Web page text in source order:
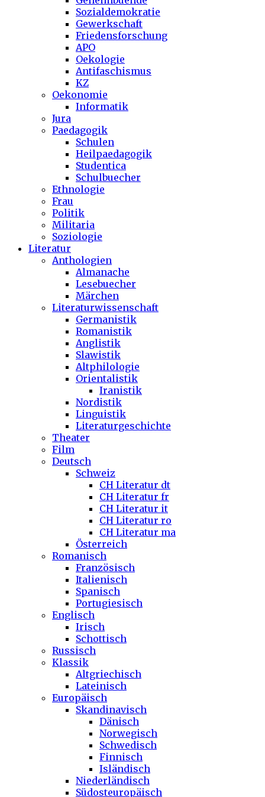
Sozialdemokratie
Gewerkschaft
Friedensforschung
APO
Oekologie
Antifaschismus
KZ
Oekonomie
Informatik
Jura
Paedagogik
Schulen
Heilpaedagogik
Studentica
Schulbuecher
Ethnologie
Frau
Politik
Militaria
Soziologie
Literatur
Anthologien
Almanache
Lesebuecher
Märchen
Literaturwissenschaft
Germanistik
Romanistik
Anglistik
Slawistik
Altphilologie
Orientalistik
Iranistik
Nordistik
Linguistik
Literaturgeschichte
Theater
Film
Deutsch
Schweiz
CH Literatur dt
CH Literatur fr
CH Literatur it
CH Literatur ro
CH Literatur ma
Österreich
Romanisch
Französisch
Italienisch
Spanisch
Portugiesisch
Englisch
Irisch
Schottisch
Russisch
Klassik
Altgriechisch
Lateinisch
Europäisch
Skandinavisch
Dänisch
Norwegisch
Schwedisch
Finnisch
Isländisch
Niederländisch
Südosteuropäisch